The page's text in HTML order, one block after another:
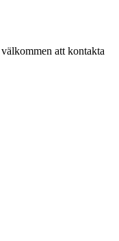
att kontakta